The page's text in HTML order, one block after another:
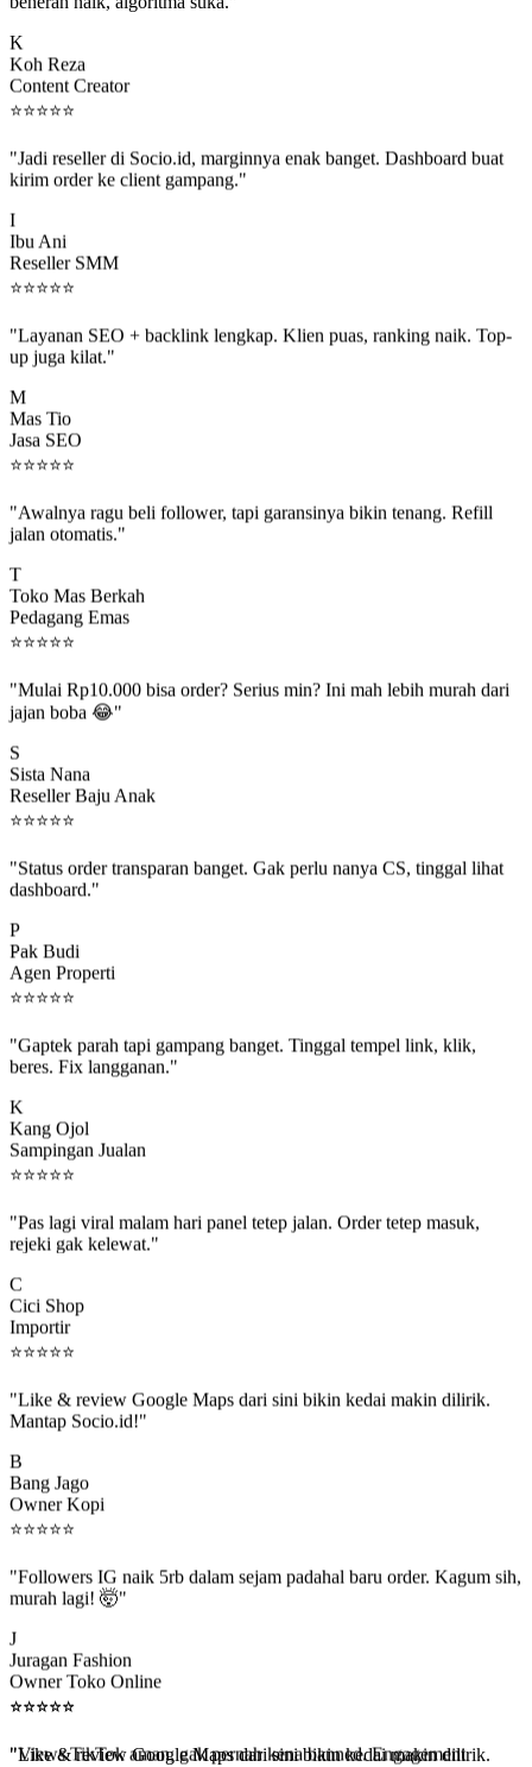
Koh Reza
Content Creator
⭐⭐⭐⭐⭐
kirim order ke client gampang."
Ibu Ani
Reseller SMM
⭐⭐⭐⭐⭐
up juga kilat."
Mas Tio
Jasa SEO
⭐⭐⭐⭐⭐
jalan otomatis."
Toko Mas Berkah
Pedagang Emas
⭐⭐⭐⭐⭐
jajan boba 😂"
Sista Nana
Reseller Baju Anak
⭐⭐⭐⭐⭐
dashboard."
Pak Budi
Agen Properti
⭐⭐⭐⭐ ⭐
beres. Fix langganan."
Kang Ojol
Sampingan Jualan
⭐⭐⭐⭐⭐
rejeki gak kelewat."
Cici Shop
Importir
⭐⭐⭐⭐⭐
Mantap Socio.id!"
Bang Jago
Owner Kopi
⭐⭐⭐⭐ ⭐
murah lagi! 🤯"
Juragan Fashion
Owner Toko Online
⭐⭐⭐⭐ ⭐
beneran naik, algoritma suka."